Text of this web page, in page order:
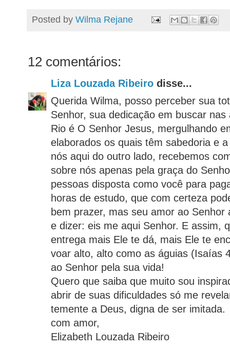
Posted by Wilma Rejane
12 comentários:
Liza Louzada Ribeiro disse...
Querida Wilma, posso perceber sua
Senhor, sua dedicação em buscar
Rio é O Senhor Jesus, mergulhando
elaborados os quais têm sabedoria e
nós aqui do outro lado, recebemos
sobre nós apenas pela graça do
pessoas disposta como você para
horas de estudo, que com certeza
bem prazer, mas seu amor ao
e dizer: eis me aqui Senhor. E assim,
entrega mais Ele te dá, mais Ele te
voar alto, alto como as águias (Isaías
ao Senhor pela sua vida!
Quero que saiba que muito sou
abrir de suas dificuldades só me
temente a Deus, digna de ser imitada.
com amor,
Elizabeth Louzada Ribeiro